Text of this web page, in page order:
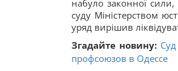
набуло законної
суду Міністерством
уряд вирішив
Згадайте новину:
профсоюзов в Одессе